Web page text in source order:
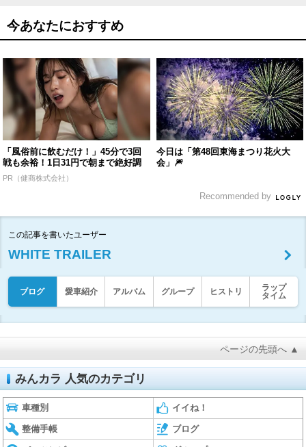
今あなたにおすすめ
「風俗前に飲むだけ！」45分で3回
戦も余裕！1日31円で朝まで絶好調
PR（健商株式会社）
今日は「第48回東海まつり花火大
会」🎆
Recommended by
この記事を書いたユーザー
WHITE TRAILER
ブログ 愛車紹介 アルバム グループ ヒストリ
ラップ
タイム
ページの先頭へ ▲
みんカラ 人気のカテゴリ
車種別 イイね！
整備手帳 ブログ